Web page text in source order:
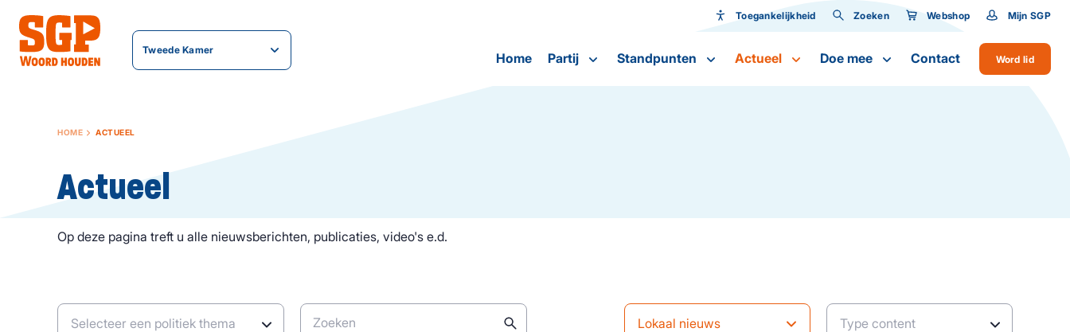
Toegankelijkheid Zoeken Webshop Mijn SGP
Tweede Kamer
Word lid
Home Partij Standpunten Actueel Doe mee Contact
HOME ACTUEEL
Actueel
Op deze pagina treft u alle nieuwsberichten, publicaties, video's e.d.
Zoeken Lokaal nieuws